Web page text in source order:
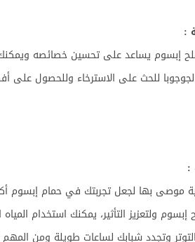
:
الجوجوبا للحث على الاسترخاء وللحصول
:
موصى بها لجعل تجربتك في حمام إبسوم
إبسوم ولتعزيز التأثير، يمكنك استخدام
وتجدد شبابك لساعات طويلة ومن